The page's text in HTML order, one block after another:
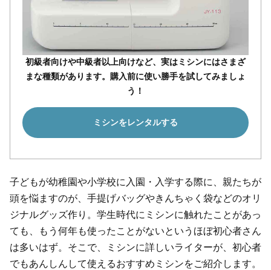
初級者向けや中級者以上向けなど、実はミシンにはさまざ
まな種類があります。購入前に使い勝手を試してみましょ
う！
ミシンをレンタルする
子どもが幼稚園や小学校に入園・入学する際に、親たちが
頭を悩ますのが、手提げバッグやきんちゃく袋などのオリ
ジナルグッズ作り。学生時代にミシンに触れたことがあっ
ても、もう何年も使ったことがないというほぼ初心者さん
は多いはず。そこで、ミシンに詳しいライターが、初心者
でもあんしんして使えるおすすめミシンをご紹介します。